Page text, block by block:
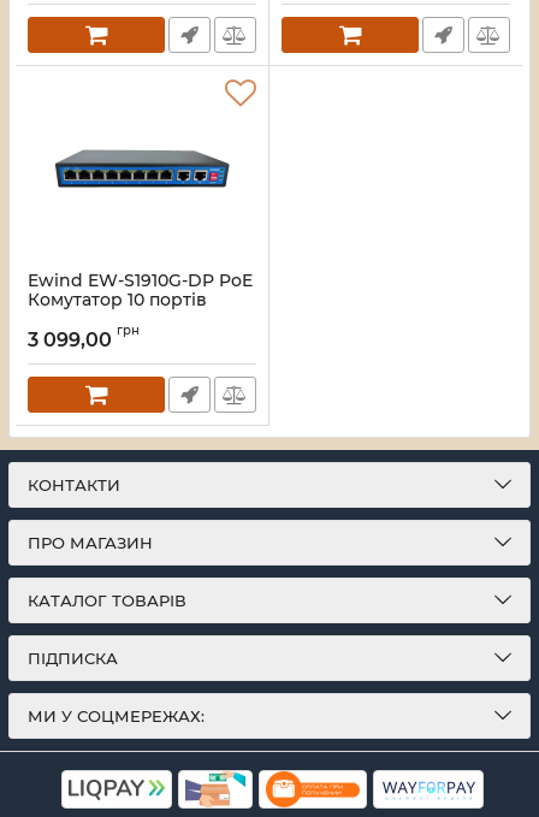
Ewind EW-S1910G-DP PoE
Комутатор 10 портів
Артикул:16_119576
3 099,00 грн
КОНТАКТИ
ПРО МАГАЗИН
КАТАЛОГ ТОВАРІВ
ПІДПИСКА
МИ У СОЦМЕРЕЖАХ: